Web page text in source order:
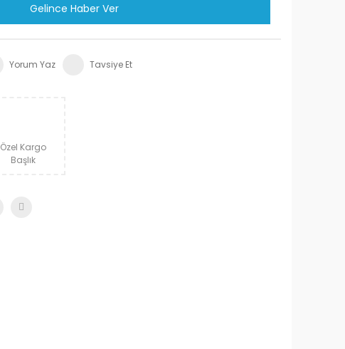
Gelince Haber Ver
Yorum Yaz Tavsiye Et
Özel Kargo
Başlık